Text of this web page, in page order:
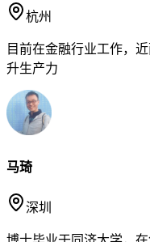
杭州
目前在金融行业工作，
升生产力
马琦
深圳